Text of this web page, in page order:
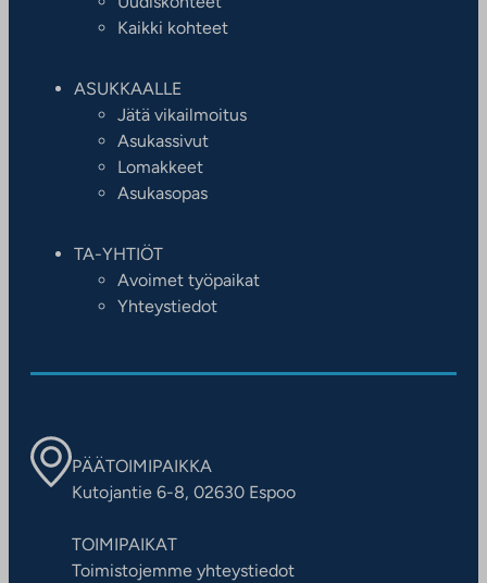
Kaikki kohteet
ASUKKAALLE
Jätä vikailmoitus
Asukassivut
Lomakkeet
Asukasopas
TA-YHTIÖT
Avoimet työpaikat
Yhteystiedot
PÄÄTOIMIPAIKKA
Kutojantie 6-8, 02630 Espoo
TOIMIPAIKAT
Toimistojemme yhteystiedot